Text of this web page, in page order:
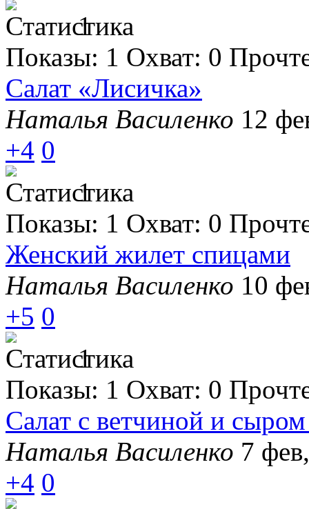
1
Показы: 1 Охват: 0
Салат «Лисичка»
Наталья Василенко 12
+4 0
1
Показы: 1 Охват: 0
Женский жилет спицами
Наталья Василенко 10
+5 0
1
Показы: 1 Охват: 0
Салат с ветчиной и
Наталья Василенко 7
+4 0